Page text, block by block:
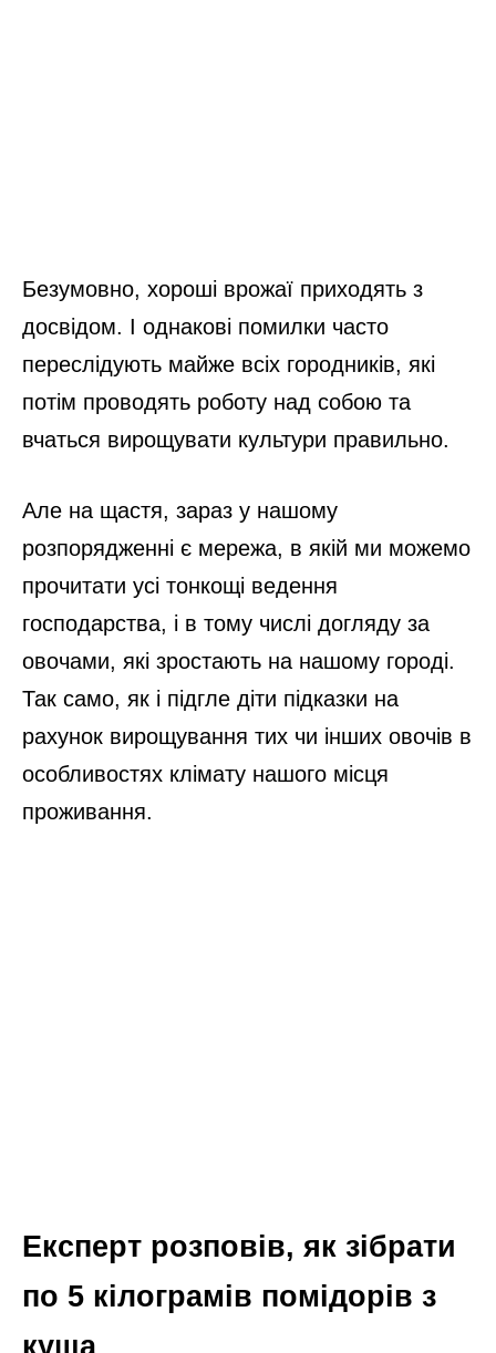
Безумовно, хороші врожаї приходять з
досвідом. І однакові помилки часто
переслідують майже всіх городників, які
потім проводять роботу над собою та
вчаться вирощувати культури правильно.
Але на щастя, зараз у нашому
розпорядженні є мережа, в якій ми можемо
прочитати усі тонкощі ведення
господарства, і в тому числі догляду за
овочами, які зростають на нашому городі.
Так само, як і підгле діти підказки на
рахунок вирощування тих чи інших овочів в
особливостях клімату нашого місця
проживання.
Експерт розповів, як зібрати
по 5 кілограмів помідорів з
куща